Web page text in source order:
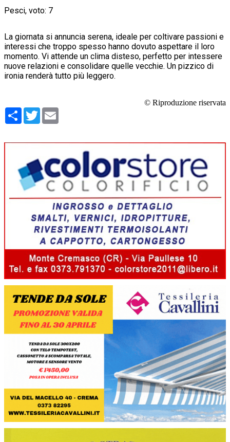
Pesci, voto: 7
La giornata si annuncia serena, ideale per coltivare passioni e
interessi che troppo spesso hanno dovuto aspettare il loro
momento. Vi attende un clima disteso, perfetto per intessere
nuove relazioni e consolidare quelle vecchie. Un pizzico di
ironia renderà tutto più leggero.
© Riproduzione riservata
Condividi
Twitter